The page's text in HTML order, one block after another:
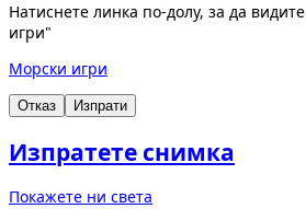
Натиснете линка по-долу, за да
игри"
Морски игри
Отказ Изпрати
Изпратете снимка
Покажете ни света